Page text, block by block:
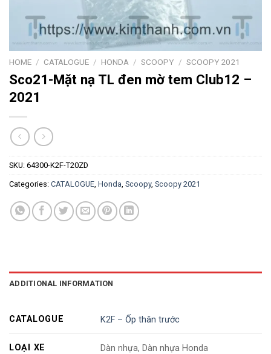
HOME / CATALOGUE / HONDA / SCOOPY / SCOOPY 2021
Sco21-Mặt nạ TL đen mờ tem Club12 –
2021
SKU: 64300-K2F-T20ZD
Categories: CATALOGUE, Honda, Scoopy, Scoopy 2021
ADDITIONAL INFORMATION
CATALOGUE K2F – Ốp thân trước
LOẠI XE Dàn nhựa, Dàn nhựa Honda